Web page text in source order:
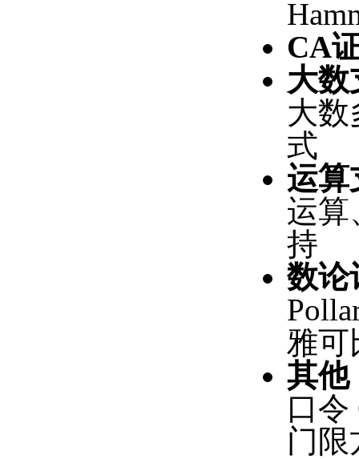
CA
大数
大数
式
运算
运算
持
数论
雅可
其他
口令
门限